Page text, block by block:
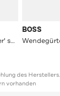
Business-Schuhe 'Casper' schwarz
BOSS
des
vorhanden